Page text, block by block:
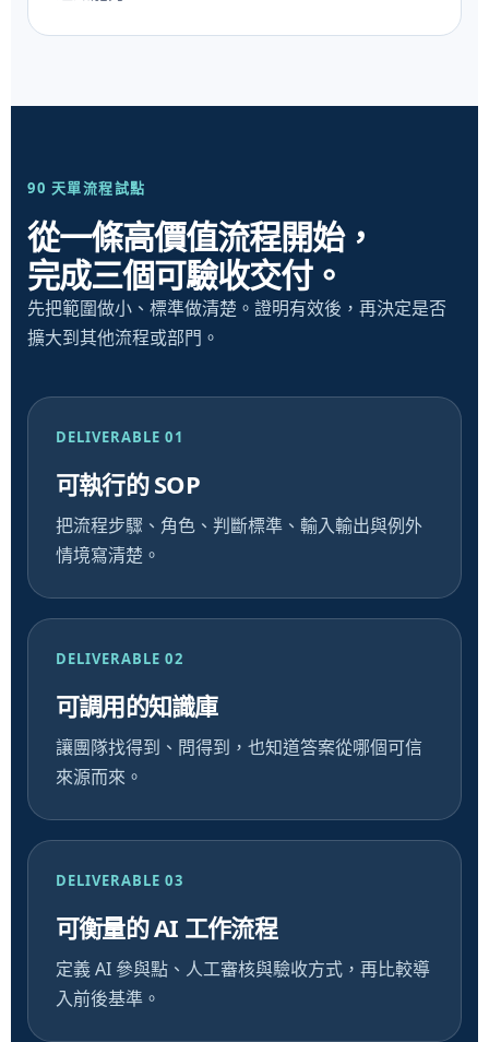
90 天單流程試點
從一條高價值流程開始，
完成三個可驗收交付。
先把範圍做小、標準做清楚。證明有效後，再決定是否
擴大到其他流程或部門。
DELIVERABLE 01
可執行的 SOP
把流程步驟、角色、判斷標準、輸入輸出與例外
情境寫清楚。
DELIVERABLE 02
可調用的知識庫
讓團隊找得到、問得到，也知道答案從哪個可信
來源而來。
DELIVERABLE 03
可衡量的 AI 工作流程
定義 AI 參與點、人工審核與驗收方式，再比較導
入前後基準。